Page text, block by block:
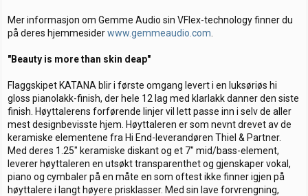
Mer informasjon om Gemme Audio sin VFlex-technology finner du
på deres hjemmesiderwww.gemmeaudio.com
"Beauty is more than skin deap"
Flaggskipet KATANA blir i første omgang levert i en luksøriøs hi
gloss pianolakk-finish, der hele 12 lag med klarlakk danner den siste
finish. Høyttalerens forførende linjer vil lett passe inn i selv de aller
mest designbevisste hjem. Høyttaleren er som nevnt drevet av de
keramiske elementene fra Hi End-leverandøren Thiel & Partner.
Med deres 1.25" keramiske diskant og et 7" mid/bass-element,
leverer høyttaleren en utsøkt transparenthet og gjenskaper vokal,
piano og cymbaler på en måte en som oftest ikke finner igjen på
høyttalere i langt høyere prisklasser. Med sin lave forvrengning,